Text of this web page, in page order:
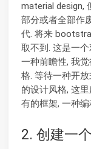
material design,
部分或者全部作
代. 将来
取不到. 这是一
一种前瞻性, 我
格. 等待一种开
的设计风格, 这
有的框架, 一种
2. 创建一